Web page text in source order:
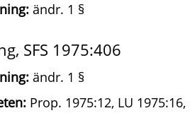
ändr. 1 §
SFS 1975:406
ändr. 1 §
Prop. 1975:12, LU